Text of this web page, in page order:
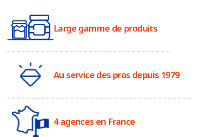
Large gamme de produits
Au service des pros depuis 1979
4 agences en France